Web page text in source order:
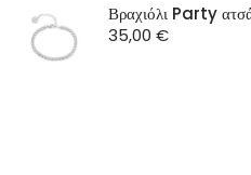
Βραχιόλι Party
35,00 €